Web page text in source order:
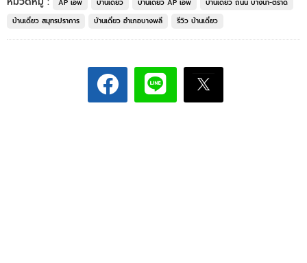
AP เอพี บ้านเดี่ยว บ้านเดี่ยว AP เอพี
บ้านเดี่ยว ถนน บางนา-ตราด
บ้านเดี่ยว สมุทรปราการ
บ้านเดี่ยว อำเภอบางพลี รีวิว บ้านเดี่ยว